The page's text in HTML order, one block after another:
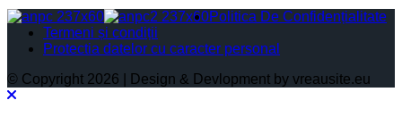
Politica De Confidențialitate
Termeni și condiții
Protectia datelor cu caracter personal
© Copyright 2026 | Design & Devlopment by vreausite.eu